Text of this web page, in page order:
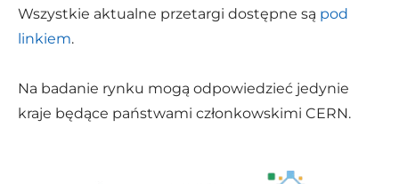
Wszystkie aktualne przetargi dostępne są pod
linkiem.
Na badanie rynku mogą odpowiedzieć jedynie
kraje będące państwami członkowskimi CERN.